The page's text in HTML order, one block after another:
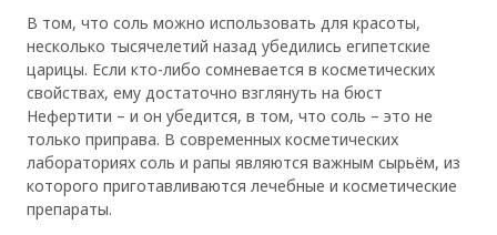
В том, что соль можно использовать для красоты,
несколько тысячелетий назад убедились египетские
царицы. Если кто-либо сомневается в косметических
свойствах, ему достаточно взглянуть на бюст
Нефертити – и он убедится, в том, что соль – это не
только приправа. В современных косметических
лабораториях соль и рапы являются важным сырьём, из
которого приготавливаются лечебные и косметические
препараты.